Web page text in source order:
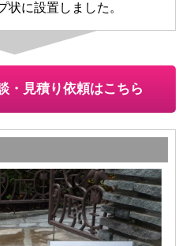
状に設置しました。
・見積り依頼はこちら